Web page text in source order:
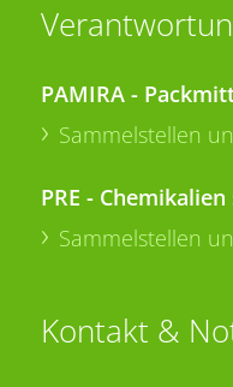
PAMIRA -
Sammelstellen
PRE -
Sammelstellen
Kontakt &